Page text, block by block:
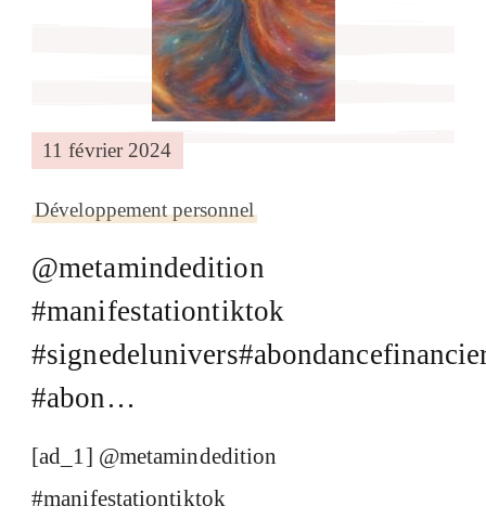
11 février 2024
Développement personnel
@metamindedition
#manifestationtiktok
#abon…
[ad_1] @metamindedition
#manifestationtiktok